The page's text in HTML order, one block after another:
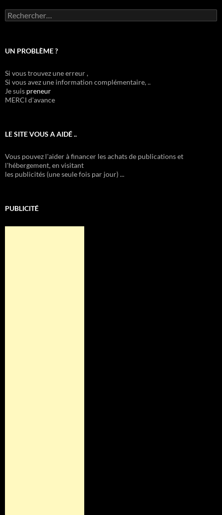
Rechercher :
UN PROBLÈME ?
Si vous trouvez une erreur ,
Si vous avez une information complémentaire, ..
Je suis preneur
MERCI d'avance
LE SITE VOUS A AIDÉ ..
Vous pouvez l'aider à financer les achats de publications et
l'hébergement, en visitant
les publicités (une seule fois par jour) ...
PUBLICITÉ